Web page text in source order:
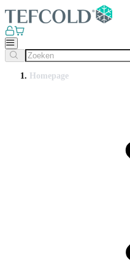
Homepage